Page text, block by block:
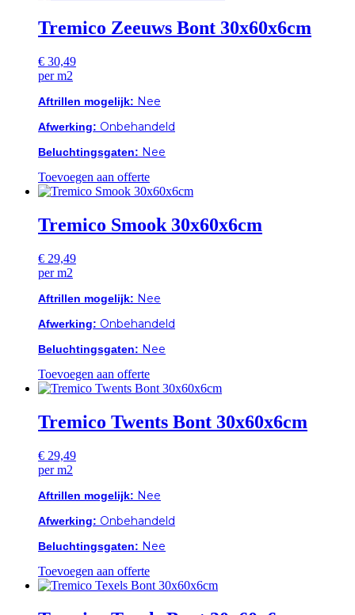
Tremico Zeeuws Bont 30x60x6cm
€ 30,49
per m2
Aftrillen mogelijk: Nee
Afwerking: Onbehandeld
Beluchtingsgaten: Nee
Toevoegen aan offerte
Tremico Smook 30x60x6cm
€ 29,49
per m2
Aftrillen mogelijk: Nee
Afwerking: Onbehandeld
Beluchtingsgaten: Nee
Toevoegen aan offerte
Tremico Twents Bont 30x60x6cm
€ 29,49
per m2
Aftrillen mogelijk: Nee
Afwerking: Onbehandeld
Beluchtingsgaten: Nee
Toevoegen aan offerte